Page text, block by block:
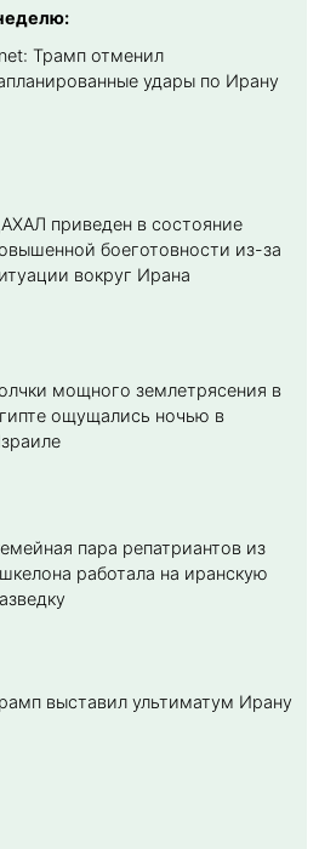
Трамп отменил
удары по Ирану
приведен в состояние
боеготовности из-за
вокруг Ирана
мощного землетрясения в
ощущались ночью в
пара репатриантов из
работала на иранскую
выставил ультиматум Ирану